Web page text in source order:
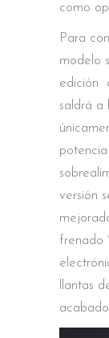
como
Para
modelo
edición
saldrá a
versión
frenado
llantas